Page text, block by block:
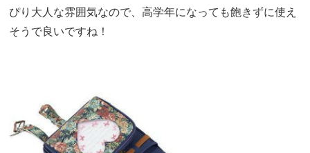
ぴり大人な雰囲気なので、高学年になっても飽きずに使え
そうで良いですね！